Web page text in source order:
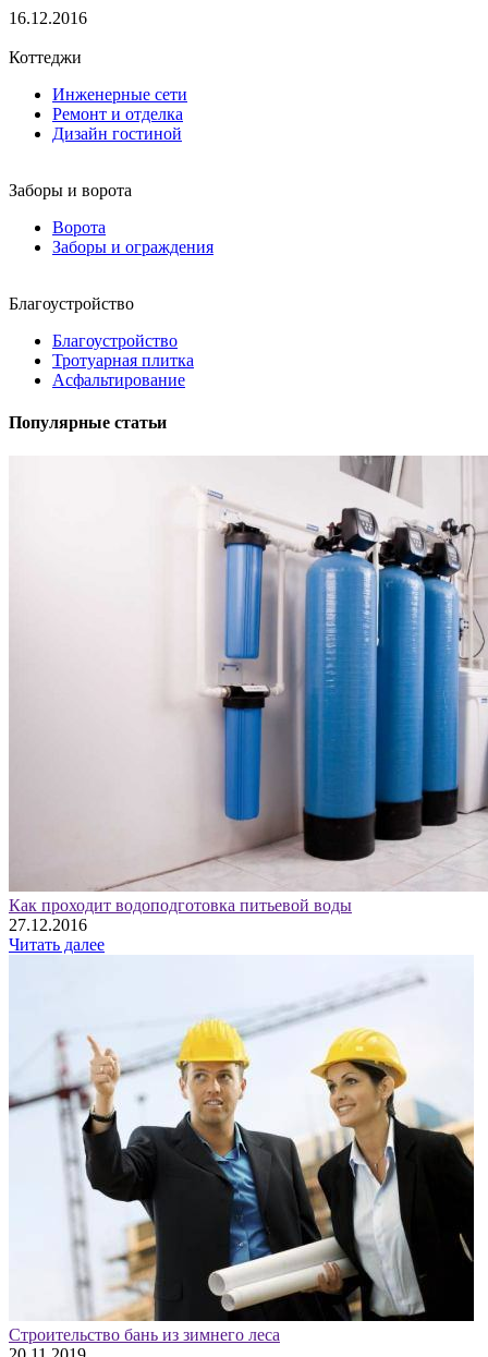
16.12.2016
Коттеджи
Инженерные сети
Ремонт и отделка
Дизайн гостиной
Заборы и ворота
Ворота
Заборы и ограждения
Благоустройство
Благоустройство
Тротуарная плитка
Асфальтирование
Популярные статьи
Как проходит водоподготовка питьевой воды
27.12.2016
Читать далее
Строительство бань из зимнего леса